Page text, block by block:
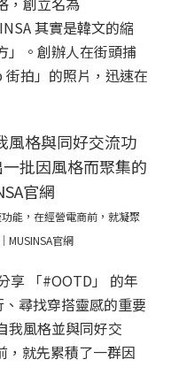
其實是韓文的縮
」。創辦人在街頭捕
拍」的照片，迅速在
能，在經營電商前，就凝聚
MUSINSA官網
享 「#OOTD」 的年
尋找穿搭靈感的重要
我風格並與同好交
，就先累積了一群因